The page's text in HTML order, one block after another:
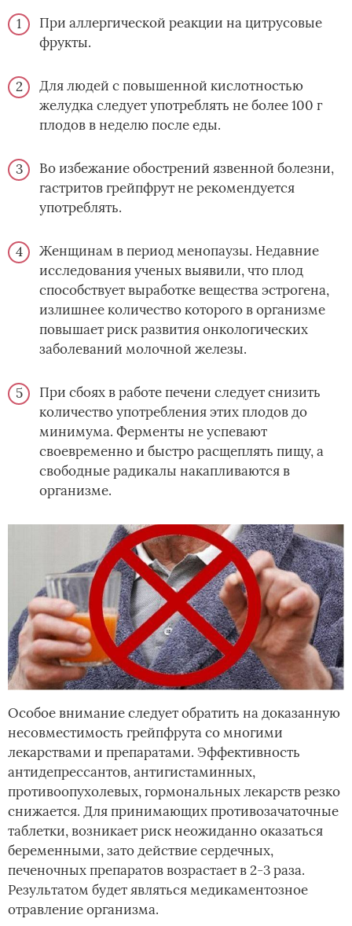
При аллергической реакции на цитрусовые
фрукты.
Для людей с повышенной кислотностью
желудка следует употреблять не более 100 г
плодов в неделю после еды.
Во избежание обострений язвенной болезни,
гастритов грейпфрут не рекомендуется
употреблять.
Женщинам в период менопаузы. Недавние
исследования ученых выявили, что плод
способствует выработке вещества эстрогена,
излишнее количество которого в организме
повышает риск развития онкологических
заболеваний молочной железы.
При сбоях в работе печени следует снизить
количество употребления этих плодов до
минимума. Ферменты не успевают
своевременно и быстро расщеплять пищу, а
свободные радикалы накапливаются в
организме.
Особое внимание следует обратить на доказанную
несовместимость грейпфрута со многими
лекарствами и препаратами. Эффективность
антидепрессантов, антигистаминных,
противоопухолевых, гормональных лекарств резко
снижается. Для принимающих противозачаточные
таблетки, возникает риск неожиданно оказаться
беременными, зато действие сердечных,
печеночных препаратов возрастает в 2-3 раза.
Результатом будет являться медикаментозное
отравление организма.